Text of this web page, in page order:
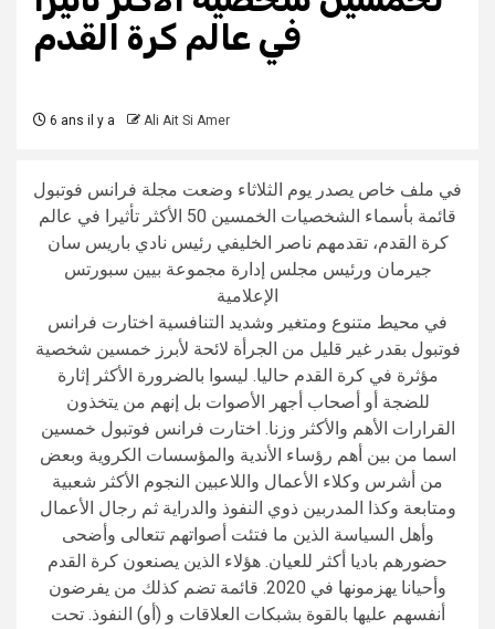
في عالم كرة القدم
6 ans il y a Ali Ait Si Amer
في ملف خاص يصدر يوم الثلاثاء وضعت مجلة فرانس فوتبول
قائمة بأسماء الشخصيات الخمسين 50 الأكثر تأثيرا في عالم
كرة القدم، تقدمهم ناصر الخليفي رئيس نادي باريس سان
جيرمان ورئيس مجلس إدارة مجموعة بيين سبورتس
الإعلامية
في محيط متنوع ومتغير وشديد التنافسية اختارت فرانس
فوتبول بقدر غير قليل من الجرأة لائحة لأبرز خمسين شخصية
مؤثرة في كرة القدم حاليا. ليسوا بالضرورة الأكثر إثارة
للضجة أو أصحاب أجهر الأصوات بل إنهم من يتخذون
القرارات الأهم والأكثر وزنا. اختارت فرانس فوتبول خمسين
اسما من بين أهم رؤساء الأندية والمؤسسات الكروية وبعض
من أشرس وكلاء الأعمال واللاعبين النجوم الأكثر شعبية
ومتابعة وكذا المدربين ذوي النفوذ والدراية ثم رجال الأعمال
وأهل السياسة الذين ما فتئت أصواتهم تتعالى وأضحى
حضورهم باديا أكثر للعيان. هؤلاء الذين يصنعون كرة القدم
وأحيانا يهزمونها في 2020. قائمة تضم كذلك من يفرضون
أنفسهم عليها بالقوة بشبكات العلاقات و (أو) النفوذ. تحت